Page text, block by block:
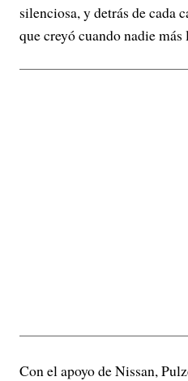
silenciosa, y detrás de cada
que creyó cuando nadie más
Con el apoyo de Nissan,